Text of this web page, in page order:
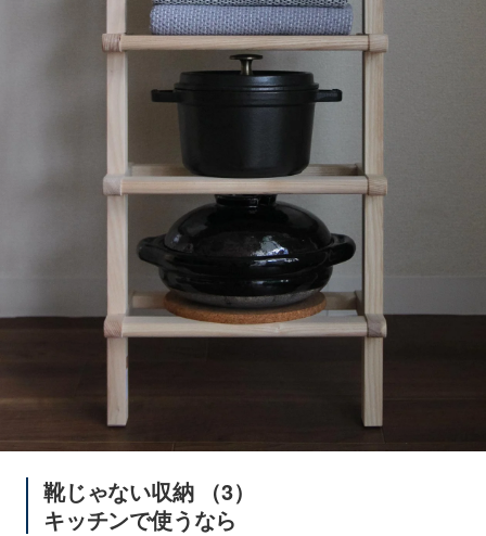
靴じゃない収納 （3）
キッチンで使うなら